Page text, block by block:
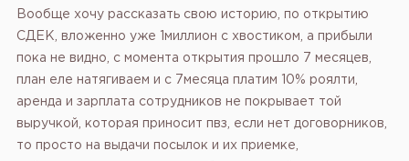
Вообще хочу рассказать свою историю, по открытию
СДЕК, вложенно уже 1миллион с хвостиком, а прибыли
пока не видно, с момента открытия прошло 7 месяцев,
план еле натягиваем и с 7месяца платим 10% роялти,
аренда и зарплата сотрудников не покрывает той
выручкой, которая приносит пвз, если нет договорников,
то просто на выдачи посылок и их приемке,